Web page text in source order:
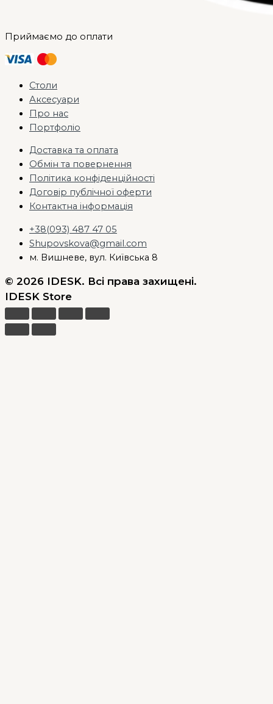
Приймаємо до оплати
Столи
Аксесуари
Про нас
Портфоліо
Доставка та оплата
Обмін та повернення
Політика конфіденційності
Договір публічної оферти
Контактна інформація
+38(093) 487 47 05
Shupovskova@gmail.com
м. Вишневе, вул. Київська 8
© 2026 IDESK. Всі права захищені.
IDESK Store